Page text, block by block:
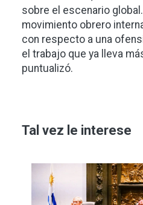
sobre el escenario global.
movimiento obrero
con respecto a una
el trabajo que ya lleva
puntualizó.
Tal vez le interese
Imagen